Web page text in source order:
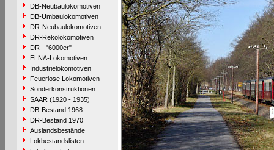
DB-Neubaulokomotiven
DB-Umbaulokomotiven
DR-Neubaulokomotiven
DR-Rekolokomotiven
DR - "6000er"
ELNA-Lokomotiven
Industrielokomotiven
Feuerlose Lokomotiven
Sonderkonstruktionen
SAAR (1920 - 1935)
DB-Bestand 1968
DR-Bestand 1970
Auslandsbestände
Lokbestandslisten